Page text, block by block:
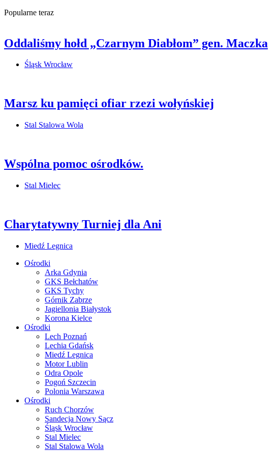
Popularne teraz
Oddaliśmy hołd „Czarnym Diabłom” gen. Maczka
Śląsk Wrocław
Marsz ku pamięci ofiar rzezi wołyńskiej
Stal Stalowa Wola
Wspólna pomoc ośrodków.
Stal Mielec
Charytatywny Turniej dla Ani
Miedź Legnica
Ośrodki
Arka Gdynia
GKS Bełchatów
GKS Tychy
Górnik Zabrze
Jagiellonia Białystok
Korona Kielce
Ośrodki
Lech Poznań
Lechia Gdańsk
Miedź Legnica
Motor Lublin
Odra Opole
Pogoń Szczecin
Polonia Warszawa
Ośrodki
Ruch Chorzów
Sandecja Nowy Sącz
Śląsk Wrocław
Stal Mielec
Stal Stalowa Wola